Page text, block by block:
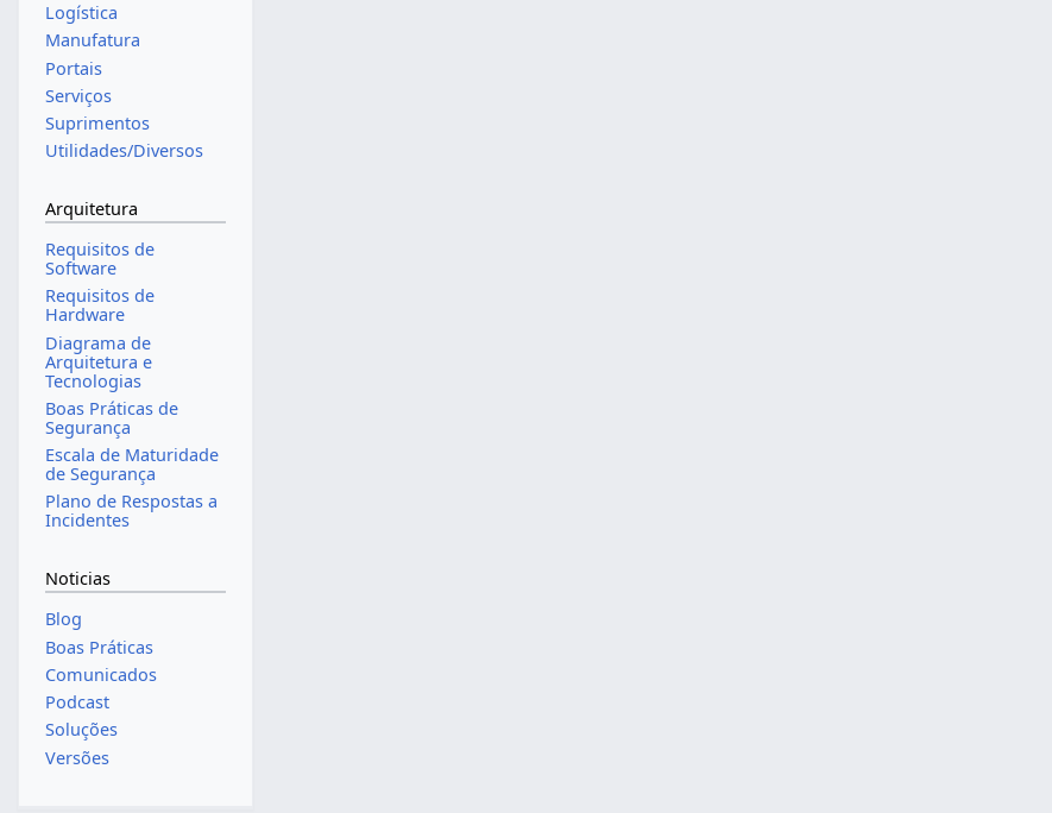
Logística
Manufatura
Portais
Serviços
Suprimentos
Utilidades/Diversos
Arquitetura
Requisitos de
Software
Requisitos de
Hardware
Diagrama de
Arquitetura e
Tecnologias
Boas Práticas de
Segurança
Escala de Maturidade
de Segurança
Plano de Respostas a
Incidentes
Noticias
Blog
Boas Práticas
Comunicados
Podcast
Soluções
Versões